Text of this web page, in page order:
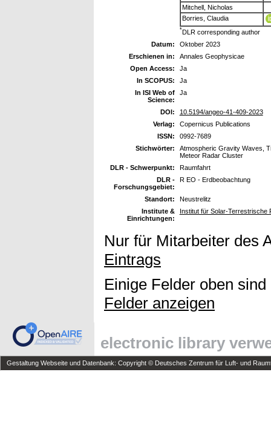
Mitchell, Nicholas
Borries, Claudia
*DLR corresponding author
Datum:
Oktober 2023
Erschienen in:
Annales Geophysicae
Open Access:
Ja
In SCOPUS:
Ja
In ISI Web of
Science:
Ja
DOI:
10.5194/angeo-41-409-2023
Verlag:
Copernicus Publications
ISSN:
0992-7689
Stichwörter:
Atmospheric Gravity Waves,
Meteor Radar Cluster
DLR - Schwerpunkt:
Raumfahrt
DLR -
Forschungsgebiet:
R EO - Erdbeobachtung
Standort:
Neustrelitz
Institute &
Einrichtungen:
Institut für Solar-Terrestrische
Nur für Mitarbeiter des
Eintrags
Einige Felder oben
Felder anzeigen
electronic library
Gestaltung Webseite und Datenbank: Copyright © Deutsches Zentrum für Luft- und